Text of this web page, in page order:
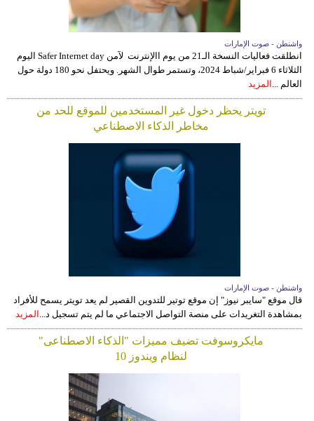
واشنطن - صوت الإمارات
انطلقت فعاليات النسخة الـ21 من يوم االإنترنت لآمن Safer Internet day اليوم
الثلاثاء 6 فبراير/شباط 2024، وتستمر طوال الشهر. ويحتفل نحو 180 دولة حول
العالم ... المزيد
تويتر يحظر دخول غير المستخدمين للموقع للحد من
مخاطر الذكاء الاصطناعي
واشنطن - صوت الإمارات
قال موقع "سايبر نيوز" إن موقع توتير للتدوين القصير لم يعد تويتر يسمح للأفراد
بمشاهدة التغريدات على منصة التواصل الاجتماعي ما لم يتم تسجيل د... المزيد
مايكروسوفت تضيف مميزات "الذكاء الاصطناعى"
لنظام ويندوز 10